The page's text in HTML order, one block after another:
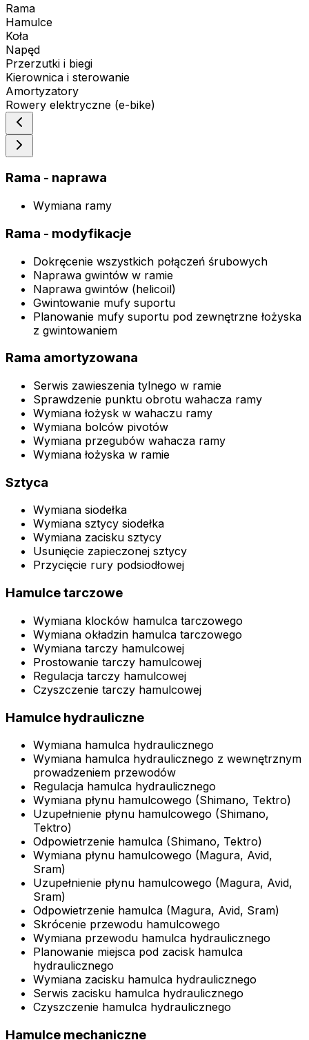
Rama
Hamulce
Koła
Napęd
Przerzutki i biegi
Kierownica i sterowanie
Amortyzatory
Rowery elektryczne (e-bike)
Rama - naprawa
Wymiana ramy
Rama - modyfikacje
Dokręcenie wszystkich połączeń śrubowych
Naprawa gwintów w ramie
Naprawa gwintów (helicoil)
Gwintowanie mufy suportu
Planowanie mufy suportu pod zewnętrzne łożyska
z gwintowaniem
Rama amortyzowana
Serwis zawieszenia tylnego w ramie
Sprawdzenie punktu obrotu wahacza ramy
Wymiana łożysk w wahaczu ramy
Wymiana bolców pivotów
Wymiana przegubów wahacza ramy
Wymiana łożyska w ramie
Sztyca
Wymiana siodełka
Wymiana sztycy siodełka
Wymiana zacisku sztycy
Usunięcie zapieczonej sztycy
Przycięcie rury podsiodłowej
Hamulce tarczowe
Wymiana klocków hamulca tarczowego
Wymiana okładzin hamulca tarczowego
Wymiana tarczy hamulcowej
Prostowanie tarczy hamulcowej
Regulacja tarczy hamulcowej
Czyszczenie tarczy hamulcowej
Hamulce hydrauliczne
Wymiana hamulca hydraulicznego
Wymiana hamulca hydraulicznego z wewnętrznym
prowadzeniem przewodów
Regulacja hamulca hydraulicznego
Wymiana płynu hamulcowego (Shimano, Tektro)
Uzupełnienie płynu hamulcowego (Shimano,
Tektro)
Odpowietrzenie hamulca (Shimano, Tektro)
Wymiana płynu hamulcowego (Magura, Avid,
Sram)
Uzupełnienie płynu hamulcowego (Magura, Avid,
Sram)
Odpowietrzenie hamulca (Magura, Avid, Sram)
Skrócenie przewodu hamulcowego
Wymiana przewodu hamulca hydraulicznego
Planowanie miejsca pod zacisk hamulca
hydraulicznego
Wymiana zacisku hamulca hydraulicznego
Serwis zacisku hamulca hydraulicznego
Czyszczenie hamulca hydraulicznego
Hamulce mechaniczne